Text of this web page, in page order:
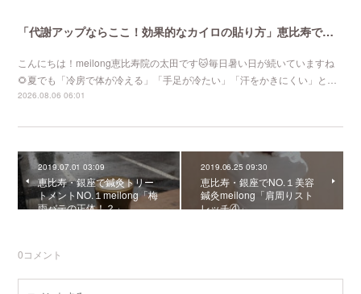
「代謝アップならここ！効果的なカイロの貼り方」恵比寿で口コミNo 1美容鍼灸ならmeilong
こんにちは！meilong恵比寿院の太田です🐱毎日暑い日が続いていますね
🌻夏でも「冷房で体が冷える」「手足が冷たい」「汗をかきにくい」と…
2026.08.06 06:01
2019.07.01 03:09
恵比寿・銀座で鍼灸トリー
トメントNO.１meilong「梅
雨バテの正体！？」
2019.06.25 09:30
恵比寿・銀座でNO.１美容
鍼灸meilong「肩周りスト
レッチ④」
0コメント